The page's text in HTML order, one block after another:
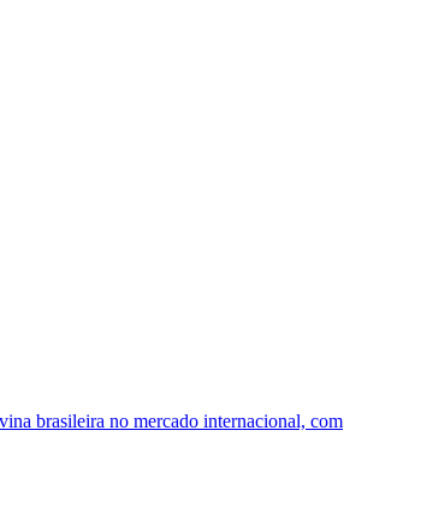
brasileira no mercado internacional, com